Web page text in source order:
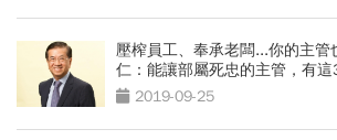
壓榨員工、奉承老闆...你的主管
仁：能讓部屬死忠的主管，有這
2019-09-25